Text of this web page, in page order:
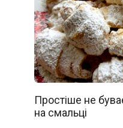
Простіше не
на смальці